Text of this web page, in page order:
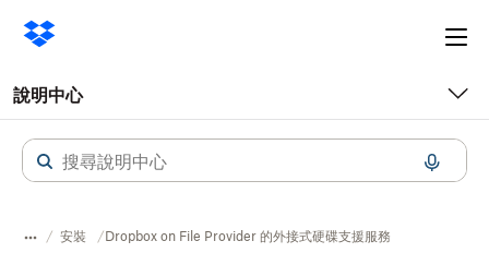
說明中心
安裝 Dropbox on File Provider 的外接式硬碟支援服務